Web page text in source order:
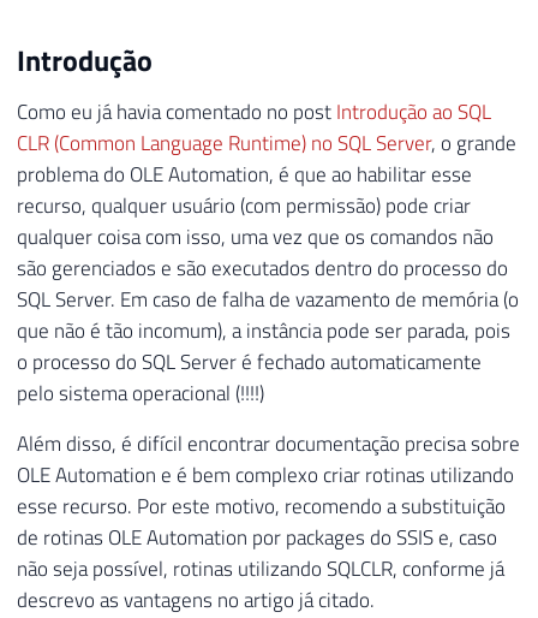
Introdução
Como eu já havia comentado no postIntrodução ao SQL
CLR (Common Language Runtime) no SQL Server, o grande
problema do OLE Automation, é que ao habilitar esse
recurso, qualquer usuário (com permissão) pode criar
qualquer coisa com isso, uma vez que os comandos não
são gerenciados e são executados dentro do processo do
SQL Server. Em caso de falha de vazamento de memória (o
que não é tão incomum), a instância pode ser parada, pois
o processo do SQL Server é fechado automaticamente
pelo sistema operacional (!!!!)
Além disso, é difícil encontrar documentação precisa sobre
OLE Automation e é bem complexo criar rotinas utilizando
esse recurso. Por este motivo, recomendo a substituição
de rotinas OLE Automation por packages do SSIS e, caso
não seja possível, rotinas utilizando SQLCLR, conforme já
descrevo as vantagens no artigo já citado.